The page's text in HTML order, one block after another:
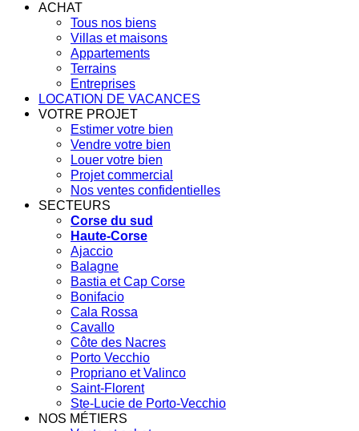
ACHAT
Tous nos biens
Villas et maisons
Appartements
Terrains
Entreprises
LOCATION DE VACANCES
VOTRE PROJET
Estimer votre bien
Vendre votre bien
Louer votre bien
Projet commercial
Nos ventes confidentielles
SECTEURS
Corse du sud
Haute-Corse
Ajaccio
Balagne
Bastia et Cap Corse
Bonifacio
Cala Rossa
Cavallo
Côte des Nacres
Porto Vecchio
Propriano et Valinco
Saint-Florent
Ste-Lucie de Porto-Vecchio
NOS MÉTIERS